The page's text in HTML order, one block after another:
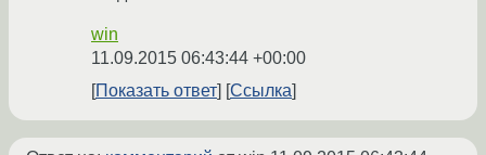
win
11.09.2015 06:43:44 +00:00
Показать ответ
Ссылка